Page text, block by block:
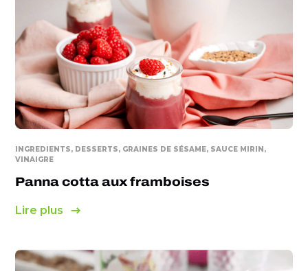
INGREDIENTS, DESSERTS, GRAINES DE SÉSAME, SAUCE MIRIN,
VINAIGRE
Panna cotta aux framboises
Lire plus